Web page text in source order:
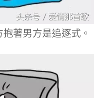
著男方是追逐式。